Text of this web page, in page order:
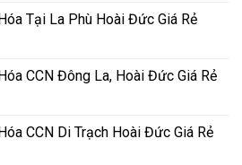
Tại La Phù Hoài Đức Giá Rẻ
CCN Đông La, Hoài Đức Giá Rẻ
CCN Di Trạch Hoài Đức Giá Rẻ